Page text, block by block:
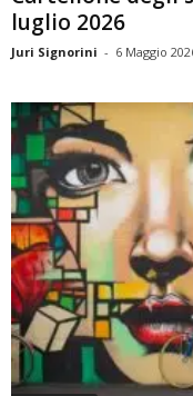
luglio 2026
Juri Signorini - 6 Maggio